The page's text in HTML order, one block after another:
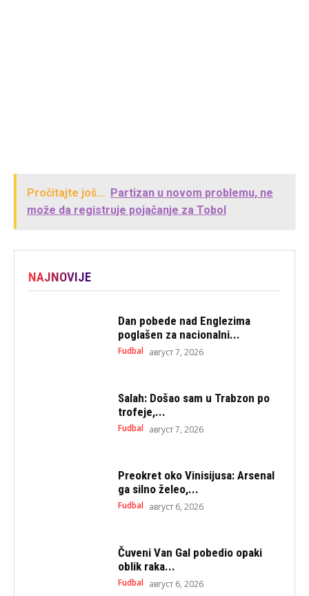
Pročitajte još... Partizan u novom problemu, ne
može da registruje pojačanje za Tobol
NAJNOVIJE
Dan pobede nad Englezima
poglašen za nacionalni...
Fudbal август 7, 2026
Salah: Došao sam u Trabzon po
trofeje,...
Fudbal август 7, 2026
Preokret oko Vinisijusa: Arsenal
ga silno želeo,...
Fudbal август 6, 2026
Čuveni Van Gal pobedio opaki
oblik raka...
Fudbal август 6, 2026